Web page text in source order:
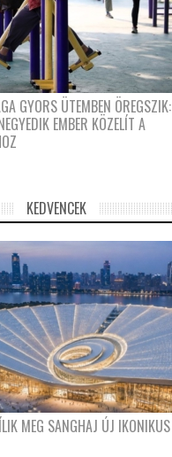
GYORS ÜTEMBEN ÖREGSZIK:
EMBER KÖZELÍT A
KEDVENCEK
MEG SANGHAJ ÚJ IKONIKUS